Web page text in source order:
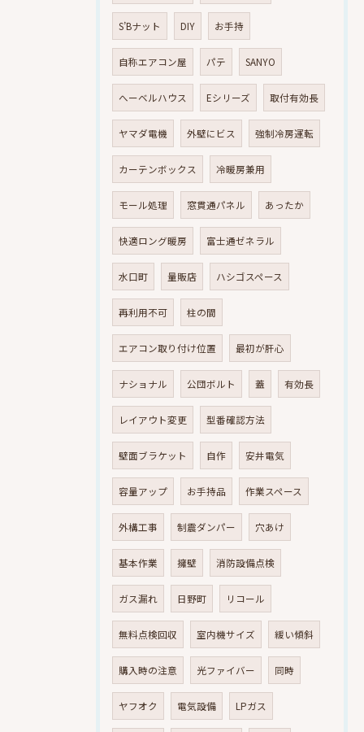
S’Bナット DIY お手持
自称エアコン屋 パテ SANYO
へーベルハウス Eシリーズ 取付有効長
ヤマダ電機 外壁にビス 強制冷房運転
カーテンボックス 冷暖房兼用
モール処理 窓貫通パネル あったか
快適ロング暖房 富士通ゼネラル
水口町 量販店 ハシゴスペース
再利用不可 柱の間
エアコン取り付け位置 最初が肝心
ナショナル 公団ボルト 蓋 有効長
レイアウト変更 型番確認方法
壁面ブラケット 自作 安井電気
容量アップ お手持品 作業スペース
外構工事 制震ダンパー 穴あけ
基本作業 擁壁 消防設備点検
ガス漏れ 日野町 リコール
無料点検回収 室内機サイズ 緩い傾斜
購入時の注意 光ファイバー 同時
ヤフオク 電気設備 LPガス